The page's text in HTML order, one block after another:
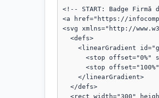
<!-- START: Badge Firmă
<a href="https://
<svg xmlns="http://